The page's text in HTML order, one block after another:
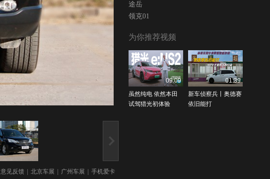
途岳
领克01
为你推荐视频
09:09
虽然纯电 依然本田
试驾猎光初体验
01:39
新车侦察兵丨奥德赛
依旧能打
意见反馈 北京车展 广州车展 手机爱卡